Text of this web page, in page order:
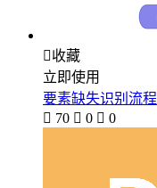
收藏
立即使用
要素缺失识别流程
 70  0  0